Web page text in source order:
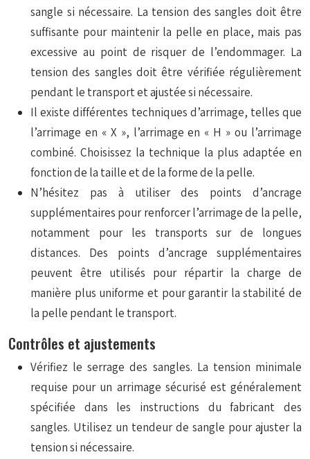
sangle si nécessaire. La tension des sangles doit être
suffisante pour maintenir la pelle en place, mais pas
excessive au point de risquer de l’endommager. La
tension des sangles doit être vérifiée régulièrement
pendant le transport et ajustée si nécessaire.
Il existe différentes techniques d’arrimage, telles que
l’arrimage en « X », l’arrimage en « H » ou l’arrimage
combiné. Choisissez la technique la plus adaptée en
fonction de la taille et de la forme de la pelle.
N’hésitez pas à utiliser des points d’ancrage
supplémentaires pour renforcer l’arrimage de la pelle,
notamment pour les transports sur de longues
distances. Des points d’ancrage supplémentaires
peuvent être utilisés pour répartir la charge de
manière plus uniforme et pour garantir la stabilité de
la pelle pendant le transport.
Contrôles et ajustements
Vérifiez le serrage des sangles. La tension minimale
requise pour un arrimage sécurisé est généralement
spécifiée dans les instructions du fabricant des
sangles. Utilisez un tendeur de sangle pour ajuster la
tension si nécessaire.